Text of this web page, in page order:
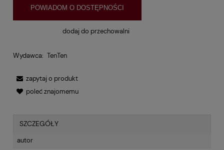
POWIADOM O DOSTĘPNOŚCI
dodaj do przechowalni
Wydawca: TenTen
zapytaj o produkt
poleć znajomemu
SZCZEGÓŁY
autor